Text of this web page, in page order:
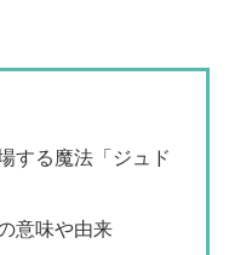
する魔法「ジュド
意味や由来